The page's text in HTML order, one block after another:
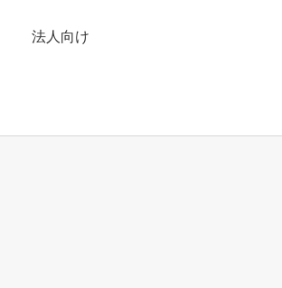
法人向け